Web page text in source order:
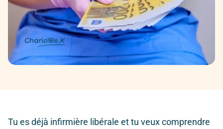
Tu es déjà infirmière libérale et tu veux comprendre